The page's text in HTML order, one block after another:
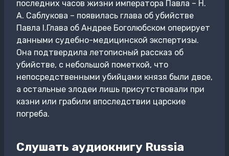
последних часов жизни императора Павла – Н.
А. Саблукова – появилась глава об убийстве
Павла I.Глава об Андрее Боголюбском оперирует
данными судебно-медицинской экспертизы.
Она подтвердила летописный рассказ об
убийстве, с небольшой пометкой, что
непосредственными убийцами князя были двое,
а остальные злодеи лишь присутствовали при
казни или грабили впоследствии царские
погреба.
Слушать аудиокнигу Russia